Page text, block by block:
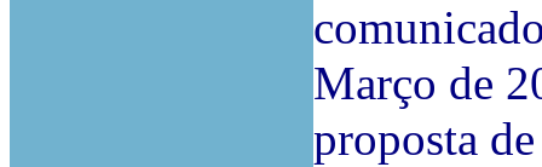
Março de
proposta